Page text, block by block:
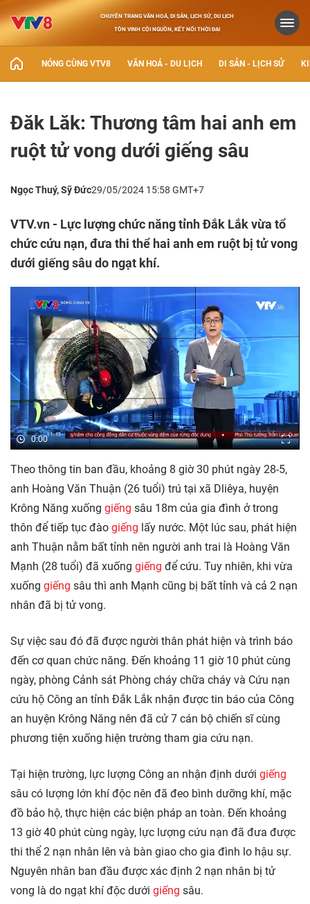
CHUYÊN TRANG VĂN HOÁ, DI SẢN, LỊCH SỬ, DU LỊCH
TÔN VINH CỘI NGUỒN, KẾT NỐI THỜI ĐẠI
NÓNG CÙNG VTV8 VĂN HOÁ - DU LỊCH DI SẢN - LỊCH SỬ
Đăk Lăk: Thương tâm hai anh em
ruột tử vong dưới giếng sâu
Ngọc Thuý, Sỹ Đức29/05/2024 15:58 GMT+7
VTV.vn - Lực lượng chức năng tỉnh Đắk Lắk vừa tổ
chức cứu nạn, đưa thi thể hai anh em ruột bị tử vong
dưới giếng sâu do ngạt khí.
0:00
Theo thông tin ban đầu, khoảng 8 giờ 30 phút ngày 28-5,
anh Hoàng Văn Thuận (26 tuổi) trú tại xã Dliêya, huyện
Krông Năng xuống giếng sâu 18m của gia đình ở trong
thôn để tiếp tục đào giếng lấy nước. Một lúc sau, phát hiện
anh Thuận nằm bất tỉnh nên người anh trai là Hoàng Văn
Mạnh (28 tuổi) đã xuống giếng để cứu. Tuy nhiên, khi vừa
xuống giếng sâu thì anh Mạnh cũng bị bất tỉnh và cả 2 nạn
nhân đã bị tử vong.
Sự việc sau đó đã được người thân phát hiện và trình báo
đến cơ quan chức năng. Đến khoảng 11 giờ 10 phút cùng
ngày, phòng Cảnh sát Phòng cháy chữa cháy và Cứu nạn
cứu hộ Công an tỉnh Đắk Lắk nhận được tin báo của Công
an huyện Krông Năng nên đã cử 7 cán bộ chiến sĩ cùng
phương tiện xuống hiện trường tham gia cứu nạn.
Tại hiện trường, lực lượng Công an nhận định dưới giếng
sâu có lượng lớn khí độc nên đã đeo bình dưỡng khí, mặc
đồ bảo hộ, thực hiện các biện pháp an toàn. Đến khoảng
13 giờ 40 phút cùng ngày, lực lượng cứu nạn đã đưa được
thi thể 2 nạn nhân lên và bàn giao cho gia đình lo hậu sự.
Nguyên nhân ban đầu được xác định 2 nạn nhân bị tử
vong là do ngạt khí độc dưới giếng sâu.